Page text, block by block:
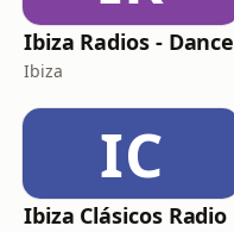
Ibiza Radios - Dance
Ibiza
IC
Ibiza Clásicos Radio